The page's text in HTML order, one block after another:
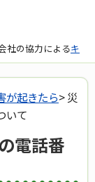
社の協力によるキ
が起きたら> 災
いて
電話番